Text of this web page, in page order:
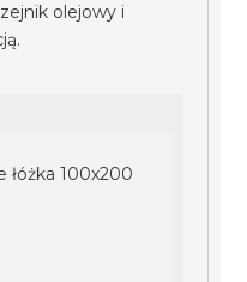
olejowy i
łóżka 100x200